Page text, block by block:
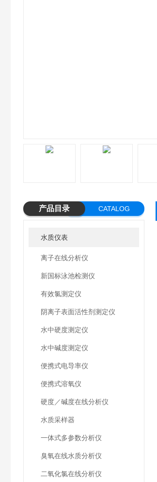
产品目录 CATALOG
水质仪表
离子在线分析仪
新国标泳池检测仪
有效氯测定仪
阴离子表面活性剂测定仪
水中硬度测定仪
水中碱度测定仪
便携式电导率仪
便携式溶氧仪
硬度／碱度在线分析仪
水质采样器
一体式多参数分析仪
臭氧在线水质分析仪
二氧化氯在线分析仪